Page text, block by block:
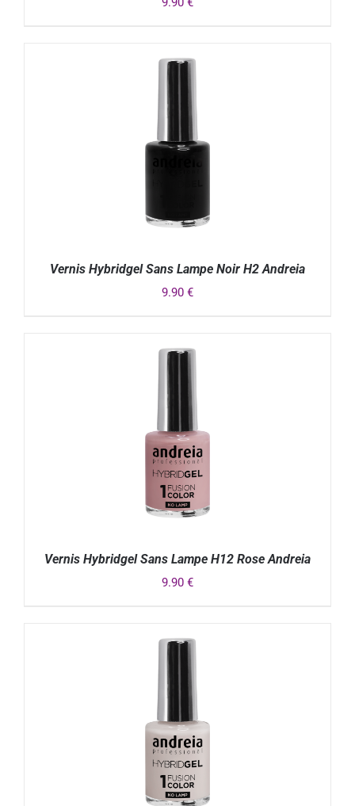
Vernis Hybridgel Sans Lampe Noir H2 Andreia
9.90 €
Vernis Hybridgel Sans Lampe H12 Rose Andreia
9.90 €